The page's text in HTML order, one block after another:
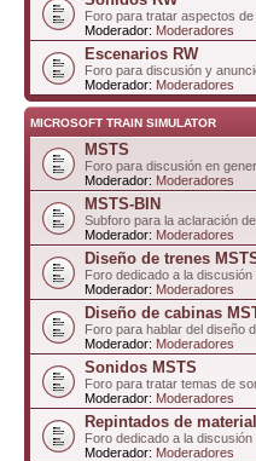
Foro para tratar aspectos de
Moderador: Moderadores
Escenarios RW
Foro para discusión y
Moderador: Moderadores
MICROSOFT TRAIN SIMULATOR
MSTS
Foro para discusión en
Moderador: Moderadores
MSTS-BIN
Subforo para la aclaración
Moderador: Moderadores
Diseño de trenes
Foro dedicado a la
Moderador: Moderadores
Diseño de cabinas
Foro para hablar del diseño
Moderador: Moderadores
Sonidos MSTS
Foro para tratar temas de
Moderador: Moderadores
Repintados de
Foro dedicado a la
Moderador: Moderadores